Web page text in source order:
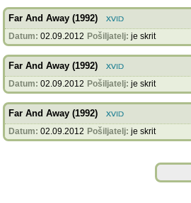
Far And Away (1992)
Datum: 02.09.2012 Pošiljatelj: je skrit
Far And Away (1992)
Datum: 02.09.2012 Pošiljatelj: je skrit
Far And Away (1992)
Datum: 02.09.2012 Pošiljatelj: je skrit